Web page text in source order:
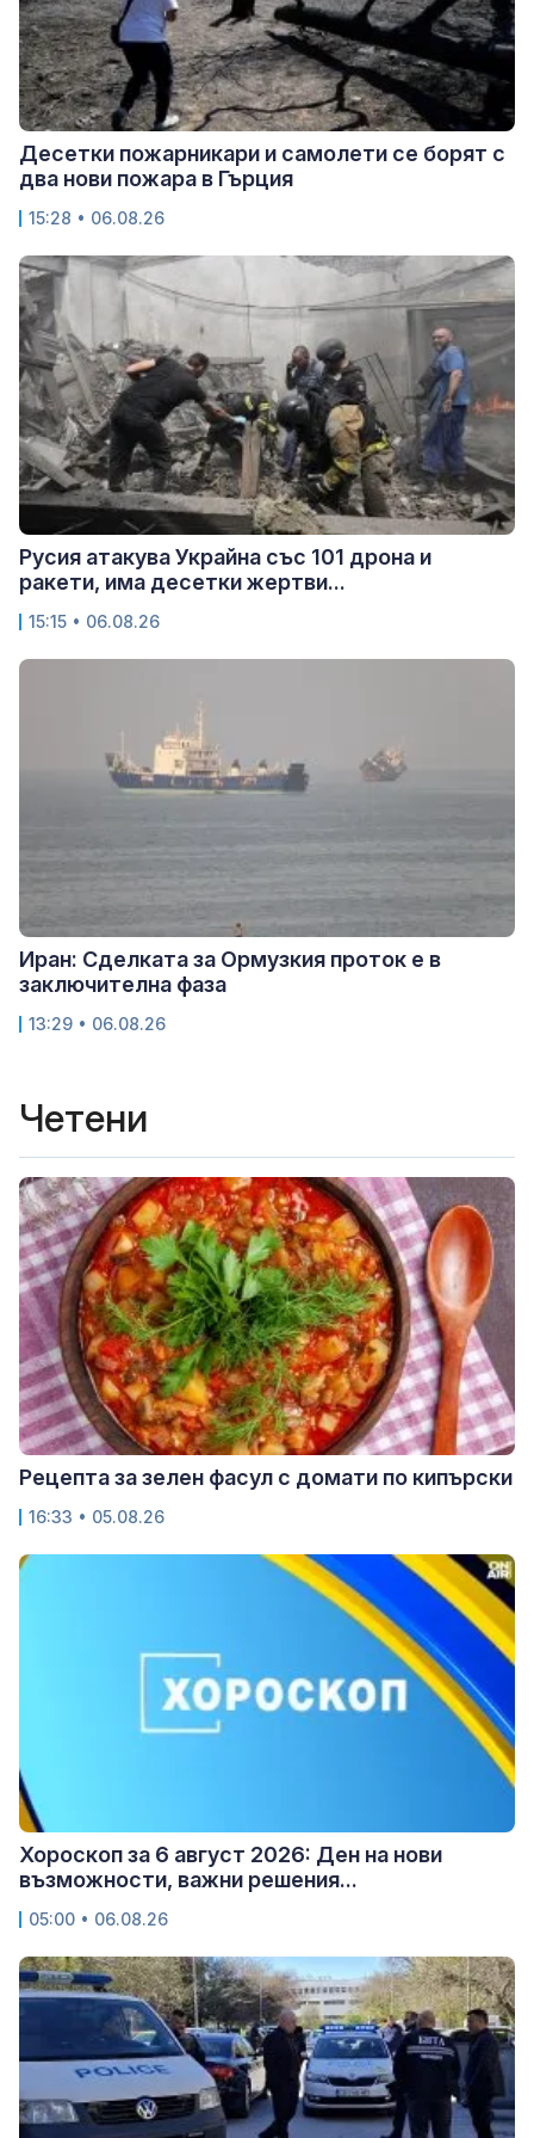
Десетки пожарникари и самолети се борят с
два нови пожара в Гърция
15:28 • 06.08.26
Русия атакува Украйна със 101 дрона и
ракети, има десетки жертви...
15:15 • 06.08.26
Иран: Сделката за Ормузкия проток е в
заключителна фаза
13:29 • 06.08.26
Четени
Рецепта за зелен фасул с домати по кипърски
16:33 • 05.08.26
Хороскоп за 6 август 2026: Ден на нови
възможности, важни решения...
05:00 • 06.08.26